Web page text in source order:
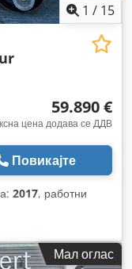
1 / 15
59.890 €
цена додава се ДДВ
Повикајте
2017, работни
Мал оглас